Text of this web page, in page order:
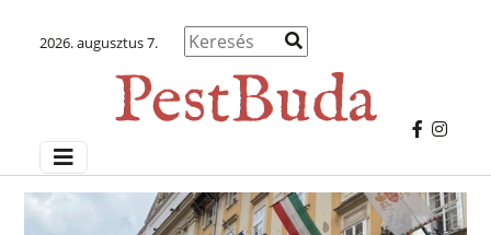
2026. augusztus 7.